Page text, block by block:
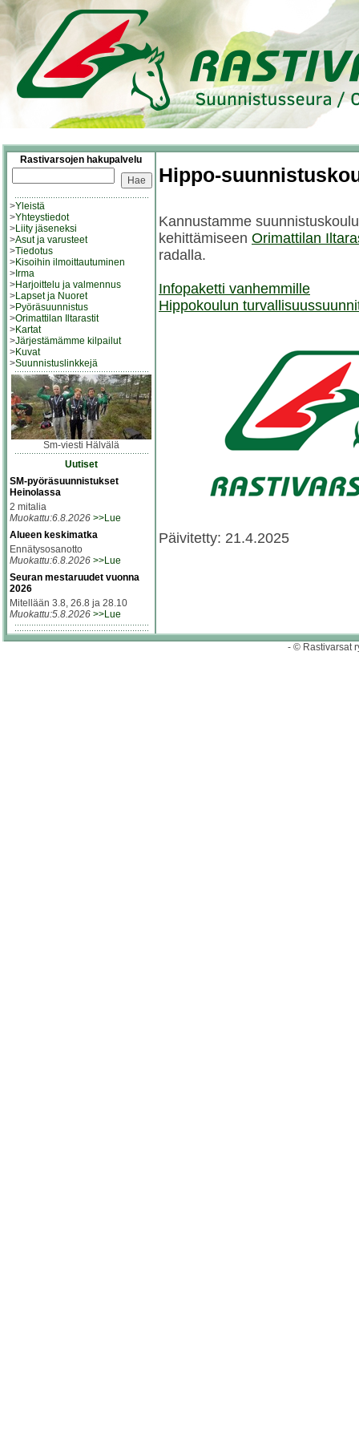
Rastivarsojen hakupalvelu
>Yleistä
>Yhteystiedot
>Liity jäseneksi
>Asut ja varusteet
>Tiedotus
>Kisoihin ilmoittautuminen
> Irma
>Harjoittelu ja valmennus
>Lapset ja Nuoret
>Pyöräsuunnistus
>Orimattilan Iltarastit
>Kartat
>Järjestämämme kilpailut
>Kuvat
>Suunnistuslinkkejä
Sm-viesti Hälvälä
Uutiset
SM-pyöräsuunnistukset
Heinolassa
2 mitalia
Muokattu:6.8.2026 >>Lue
Alueen keskimatka
Ennätysosanotto
Muokattu:6.8.2026 >>Lue
Seuran mestaruudet vuonna
2026
Mitellään 3.8, 26.8 ja 28.10
Muokattu:5.8.2026 >>Lue
Hippo-
Kannustamme
kehittämiseen Orimattilan
radalla.
Infopaketti vanhemmille
Hippokoulun
Päivitetty: 21.4.2025
- © Rastivarsat